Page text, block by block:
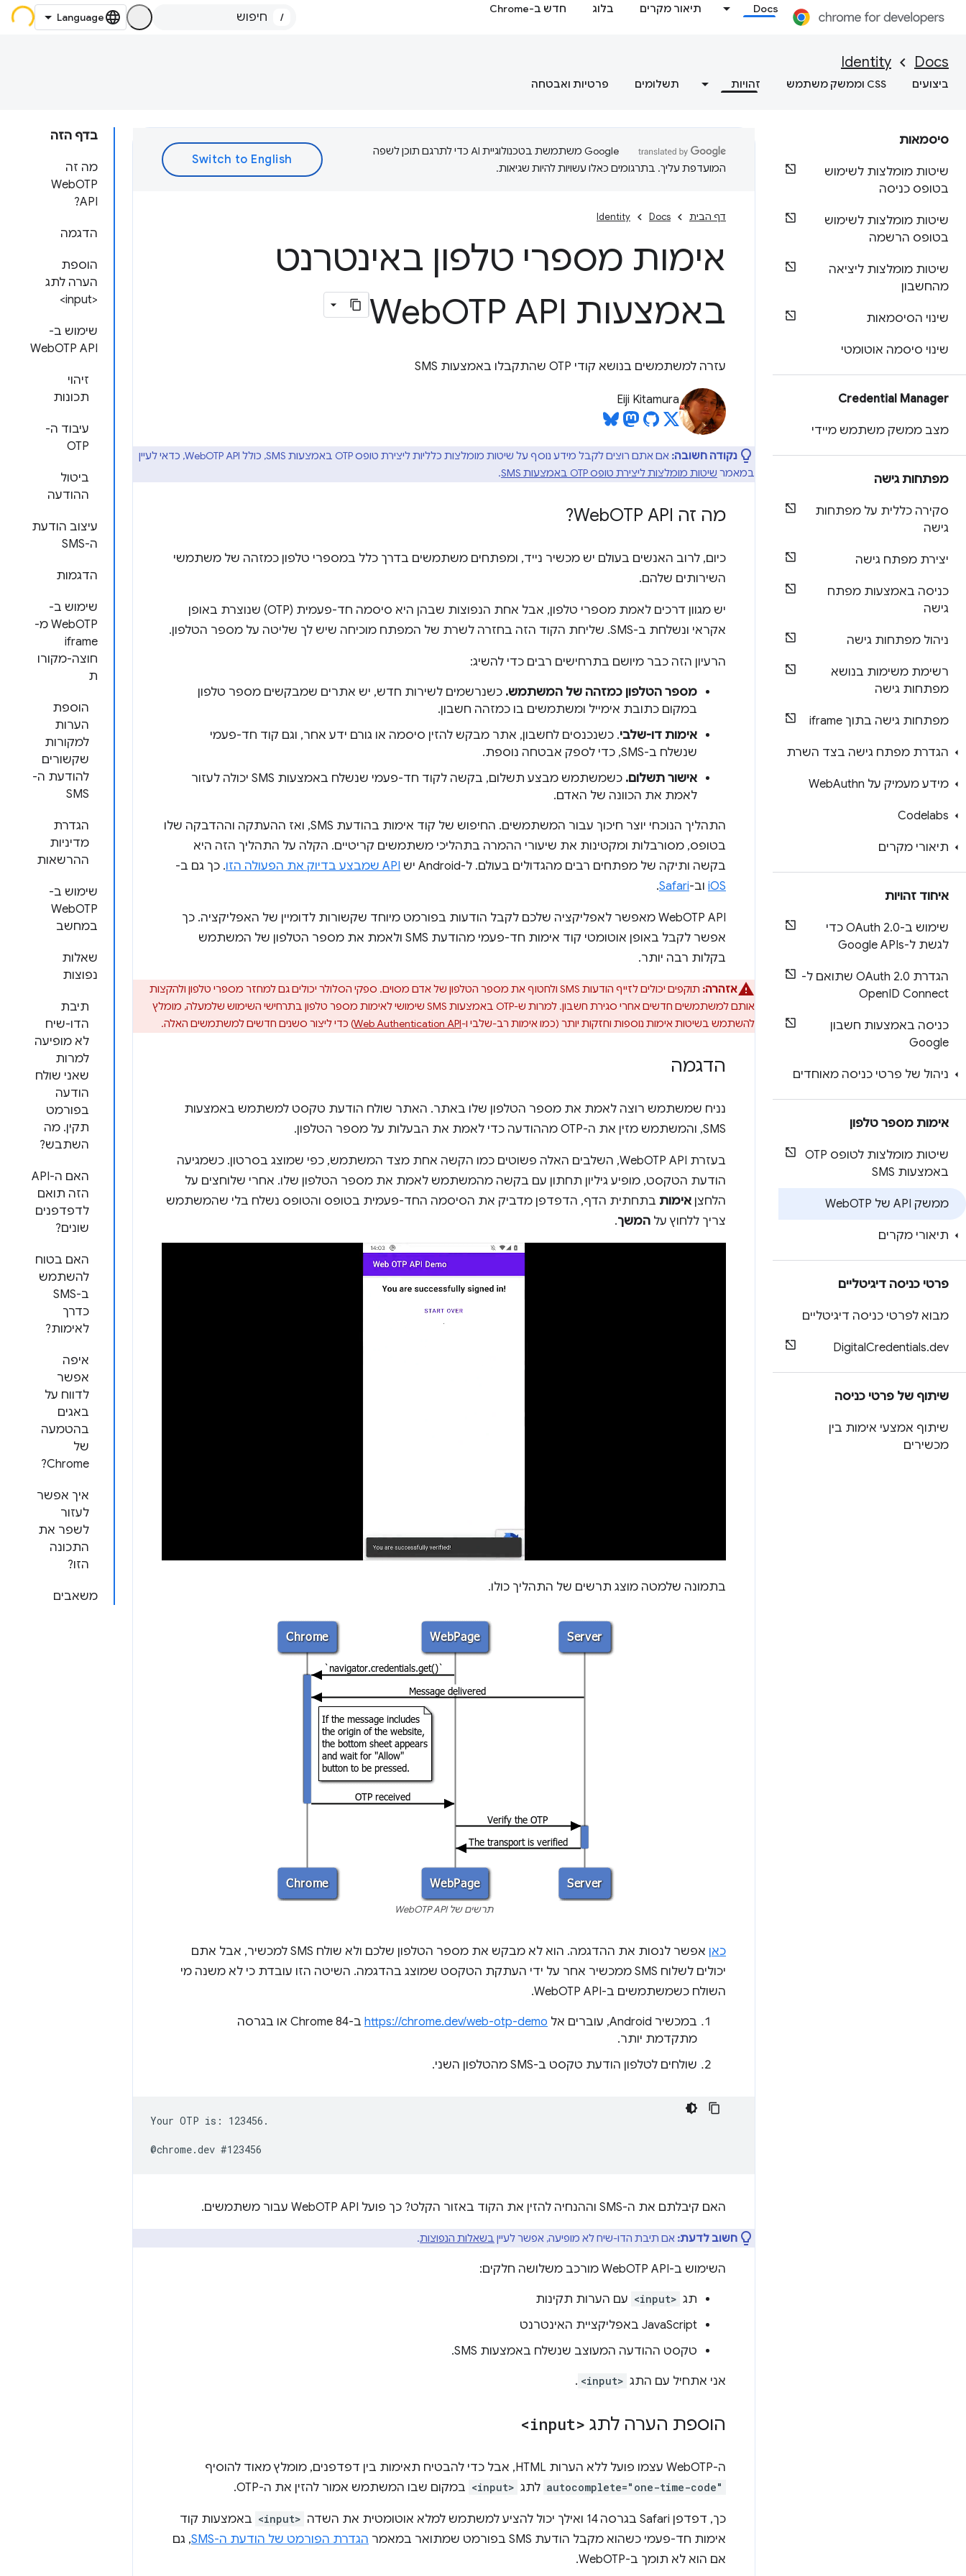
Docs תיאור מקרים בלוג חדש ב-Chrome
/
Docs
Identity
ביצועים CSS וממשק משתמש זהויות תשלומים פרטיות ואבטחה
סיסמאות
שיטות מומלצות לשימוש
בטופס כניסה
שיטות מומלצות לשימוש
בטופס הרשמה
שיטות מומלצות ליציאה
מהחשבון
שינוי הסיסמאות
שינוי סיסמה אוטומטי
Credential Manager
מצב ממשק משתמש מיידי
מפתחות גישה
סקירה כללית על מפתחות
גישה
יצירת מפתח גישה
כניסה באמצעות מפתח
גישה
ניהול מפתחות גישה
רשימת משימות בנושא
מפתחות גישה
מפתחות גישה בתוך iframe
הגדרת מפתח גישה בצד השרת
מידע מעמיק על Web Authn
Codelabs
תיאורי מקרים
איחוד זהויות
שימוש ב-OAuth 2 .
0 כדי
לגשת ל-Google APIs
הגדרת OAuth 2 .
0 שתואם ל-
OpenID Connect
כניסה באמצעות חשבון
Google
ניהול של פרטי כניסה מאוחדים
אימות מספר טלפון
שיטות מומלצות לטופס OTP
באמצעות SMS
ממשק API של Web OTP
תיאורי מקרים
פרטי כניסה דיגיטליים
מבוא לפרטי כניסה דיגיטליים
DigitalCredentials.dev
שיתוף של פרטי כניסה
שיתוף אמצעי אימות בין
מכשירים
בדף הזה
מה זה
WebOTP
API?
הדגמה
הוספת
הערה לתג
<input>
שימוש ב-
WebOTP API
זיהוי
תכונות
עיבוד ה-
OTP
ביטול
ההודעה
עיצוב הודעת
ה-SMS
הדגמות
שימוש ב-
WebOTP מ-
iframe
חוצה-מקורו
ת
הוספת
הערות
למקורות
שקשורים
להודעת ה-
SMS
הגדרת
מדיניות
ההרשאות
שימוש ב-
WebOTP
במחשב
שאלות
נפוצות
תיבת
הדו-שיח
לא מופיעה
למרות
שאני שולח
הודעה
בפורמט
תקין. מה
השתבש?
האם ה-API
הזה תואם
לדפדפנים
שונים?
האם בטוח
להשתמש
ב-SMS
כדרך
לאימות?
איפה
אפשר
לדווח על
באגים
בהטמעה
של
Chrome?
איך אפשר
לעזור
לשפר את
התכונה
הזו?
משאבים
‫Google משתמשת בטכנולוגיית AI כדי לתרגם תוכן לשפה
המועדפת עליך. בתרגומים כאלו עשויות להיות שגיאות.
דף הבית Docs
Identity
אימות מספרי טלפון באינטרנט
באמצעות Web OTP API
עזרה למשתמשים בנושא קודי OTP שהתקבלו באמצעות SMS
Eiji Kitamura
נקודה חשובה:
אם אתם רוצים לקבל מידע נוסף על שיטות מומלצות כלליות ליצירת טופס OTP באמצעות SMS, כולל WebOTP API, כדאי לעיין
במאמר שיטות מומלצות ליצירת טופס OTP באמצעות SMS .
מה זה Web OTP API?
כיום, לרוב האנשים בעולם יש מכשיר נייד, ומפתחים משתמשים בדרך כלל במספרי טלפון כמזהה של משתמשי
השירותים שלהם.
יש מגוון דרכים לאמת מספרי טלפון, אבל אחת הנפוצות שבהן היא סיסמה חד-פעמית (OTP) שנוצרת באופן
אקראי ונשלחת ב-SMS. שליחת הקוד הזה בחזרה לשרת של המפתח מוכיחה שיש לך שליטה על מספר הטלפון.
הרעיון הזה כבר מיושם בתרחישים רבים כדי להשיג:
מספר הטלפון כמזהה של המשתמש. כשנרשמים לשירות חדש, יש אתרים שמבקשים מספר טלפון
במקום כתובת אימייל ומשתמשים בו כמזהה חשבון.
אימות דו-שלבי. כשנכנסים לחשבון, אתר מבקש להזין סיסמה או גורם ידע אחר, וגם קוד חד-פעמי
שנשלח ב-SMS, כדי לספק אבטחה נוספת.
אישור תשלום.
כשמשתמש מבצע תשלום, בקשה לקוד חד-פעמי שנשלח באמצעות SMS יכולה לעזור
לאמת את הכוונה של האדם.
התהליך הנוכחי יוצר חיכוך עבור המשתמשים. החיפוש של קוד אימות בהודעת SMS, ואז ההעתקה וההדבקה שלו
בטופס, מסורבלות ומקטינות את שיעורי ההמרה בתהליכי משתמשים קריטיים. הקלה על התהליך הזה היא
בקשה ותיקה של מפתחים רבים מהגדולים בעולם. ל-Android יש
API שמבצע בדיוק את הפעולה הזו
. כך גם ב-
iOS וב-Safari
.
‫WebOTP API מאפשר לאפליקציה שלכם לקבל הודעות בפורמט מיוחד שקשורות לדומיין של האפליקציה. כך
אפשר לקבל באופן אוטומטי קוד אימות חד-פעמי מהודעת SMS ולאמת את מספר הטלפון של המשתמש
בקלות רבה יותר.
אזהרה:
תוקפים יכולים לזייף הודעות SMS ולחטוף את מספר הטלפון של אדם מסוים. ספקי הסלולר יכולים גם למחזר מספרי טלפון ולהקצות
אותם למשתמשים חדשים אחרי סגירת חשבון. למרות ש-OTP באמצעות SMS שימושי לאימות מספר טלפון בתרחישי השימוש שלמעלה, מומלץ
להשתמש בשיטות אימות נוספות וחזקות יותר (כמו אימות רב-שלבי ו-Web Authentication API) כדי ליצור סשנים חדשים למשתמשים האלה.
הדגמה
נניח שמשתמש רוצה לאמת את מספר הטלפון שלו באתר. האתר שולח הודעת טקסט למשתמש באמצעות
SMS, והמשתמש מזין את ה-OTP מההודעה כדי לאמת את הבעלות על מספר הטלפון.
בעזרת WebOTP API, השלבים האלה פשוטים כמו הקשה אחת מצד המשתמש, כפי שמוצג בסרטון. כשמגיעה
הודעת הטקסט, מופיע גיליון תחתון עם בקשה מהמשתמש לאמת את מספר הטלפון שלו. אחרי שלוחצים על
הלחצן אימות בתחתית הדף, הדפדפן מדביק את הסיסמה החד-פעמית בטופס והטופס נשלח בלי שהמשתמש
צריך ללחוץ על המשך.
בתמונה שלמטה מוצג תרשים של התהליך כולו.
תרשים של WebOTP API
כאן
אפשר לנסות את ההדגמה. הוא לא מבקש את מספר הטלפון שלכם ולא שולח SMS למכשיר, אבל אתם
יכולים לשלוח SMS ממכשיר אחר על ידי העתקת הטקסט שמוצג בהדגמה. השיטה הזו עובדת כי לא משנה מי
השולח כשמשתמשים ב-WebOTP API.
במכשיר Android, עוברים אל https://chrome.dev/web-otp-demo
ב-Chrome 84 או בגרסה
מתקדמת יותר.
שולחים לטלפון הודעת טקסט ב-SMS מהטלפון השני.
Your OTP is: 123456.
האם קיבלתם את ה-SMS וההנחיה להזין את הקוד באזור הקלט? כך פועל WebOTP API עבור משתמשים.
חשוב לדעת: אם תיבת הדו-שיח לא מופיעה, אפשר לעיין בשאלות הנפוצות.
השימוש ב-WebOTP API מורכב משלושה חלקים:
תג <input> עם הערות תקינות
‫JavaScript באפליקציית האינטרנט
טקסט ההודעה המעוצב שנשלח באמצעות SMS.
אני אתחיל עם התג <input>
.
הוספת הערה לתג <input>
ה-WebOTP עצמו פועל ללא הערות HTML, אבל כדי להבטיח תאימות בין דפדפנים, מומלץ מאוד להוסיף
autocomplete="one-time-code" לתג <input> במקום שבו המשתמש אמור להזין את ה-OTP.
כך, דפדפן Safari בגרסה 14 ואילך יכול להציע למשתמש למלא אוטומטית את השדה <input> באמצעות קוד
אימות חד-פעמי כשהוא מקבל הודעת SMS בפורמט שמתואר במאמר
הגדרת הפורמט של הודעת ה-SMS
, גם
אם הוא לא תומך ב-WebOTP.